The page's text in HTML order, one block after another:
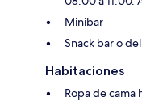
Minibar
Snack bar o
Habitaciones
Ropa de cama